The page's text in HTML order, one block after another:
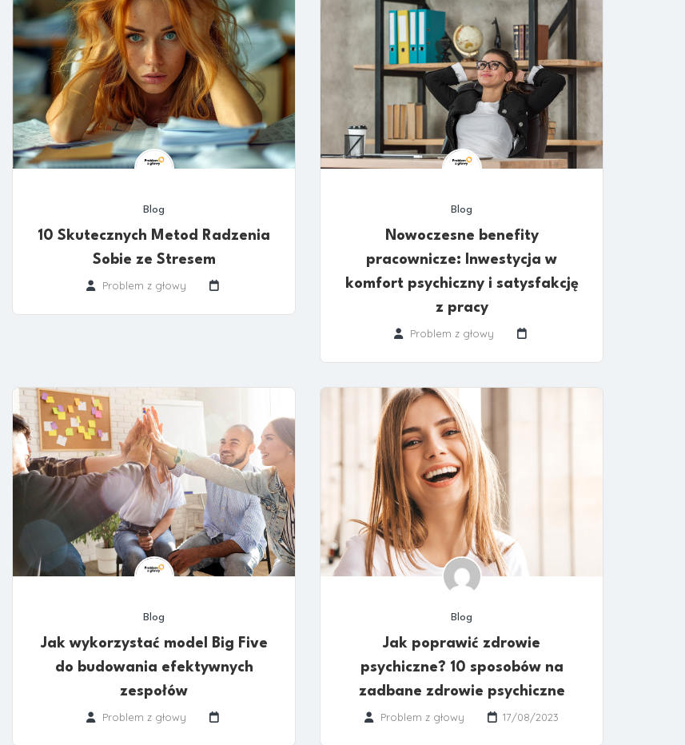
Blog
10 Skutecznych Metod Radzenia
Sobie ze Stresem
Problem z głowy
Blog
Nowoczesne benefity
pracownicze: Inwestycja w
komfort psychiczny i satysfakcję
z pracy
Problem z głowy
Blog
Jak wykorzystać model Big Five
do budowania efektywnych
zespołów
Problem z głowy
Blog
Jak poprawić zdrowie
psychiczne? 10 sposobów na
zadbane zdrowie psychiczne
Problem z głowy 17/08/2023